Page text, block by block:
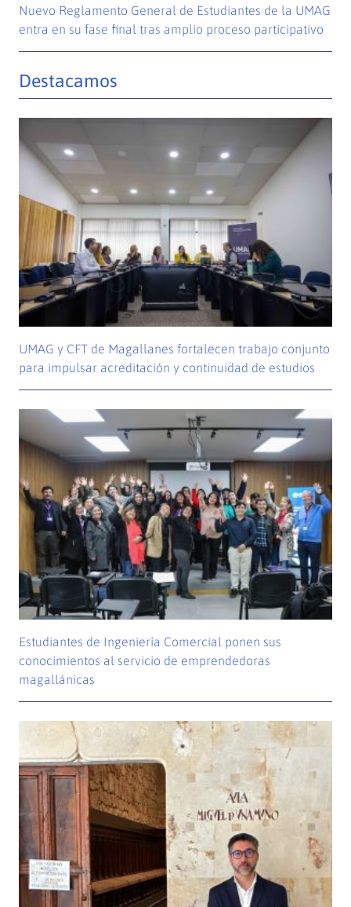
Nuevo Reglamento General de Estudiantes de la UMAG
entra en su fase final tras amplio proceso participativo
Destacamos
UMAG y CFT de Magallanes fortalecen trabajo conjunto
para impulsar acreditación y continuidad de estudios
Estudiantes de Ingeniería Comercial ponen sus
conocimientos al servicio de emprendedoras
magallánicas